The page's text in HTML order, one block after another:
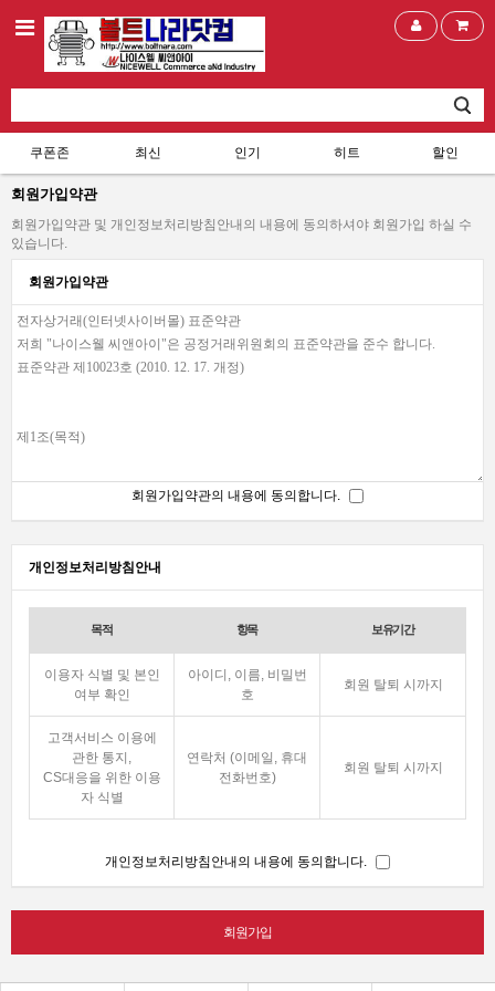
쿠폰존 최신 인기 히트 할인
회원가입약관
회원가입약관 및 개인정보처리방침안내의 내용에 동의하셔야 회원가입 하실 수
있습니다.
회원가입약관
회원가입약관의 내용에 동의합니다.
개인정보처리방침안내
목적 항목 보유기간
이용자 식별 및 본인
여부 확인
아이디, 이름, 비밀번
호
회원 탈퇴 시까지
고객서비스 이용에
관한 통지,
CS대응을 위한 이용
자 식별
연락처 (이메일, 휴대
전화번호)
회원 탈퇴 시까지
개인정보처리방침안내의 내용에 동의합니다.